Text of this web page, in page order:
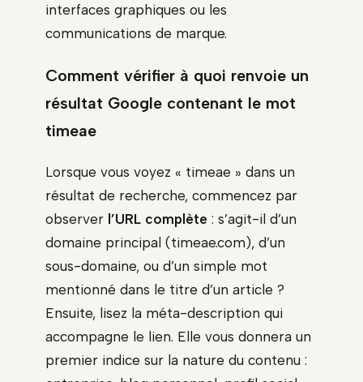
interfaces graphiques ou les
communications de marque.
Comment vérifier à quoi renvoie un
résultat Google contenant le mot
timeae
Lorsque vous voyez « timeae » dans un
résultat de recherche, commencez par
observer l’URL complète : s’agit-il d’un
domaine principal (timeae.com), d’un
sous-domaine, ou d’un simple mot
mentionné dans le titre d’un article ?
Ensuite, lisez la méta-description qui
accompagne le lien. Elle vous donnera un
premier indice sur la nature du contenu :